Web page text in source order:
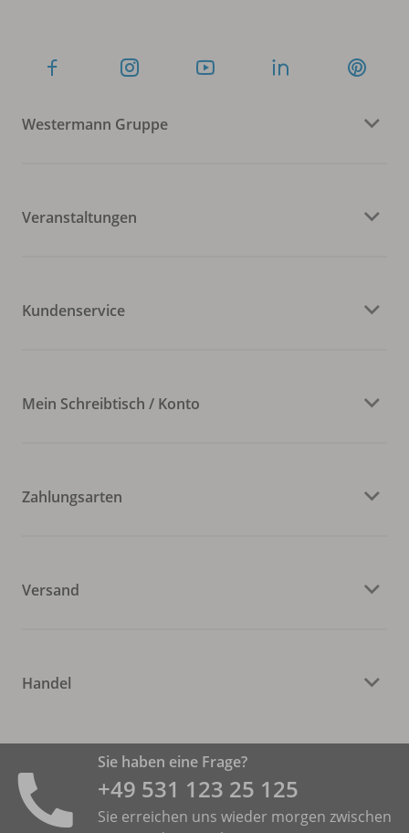
Westermann Gruppe
Veranstaltungen
Kundenservice
Mein Schreibtisch / Konto
Zahlungsarten
Versand
Handel
Sie haben eine Frage?
+49 531 ­123 25 125
Sie erreichen uns wieder morgen zwischen